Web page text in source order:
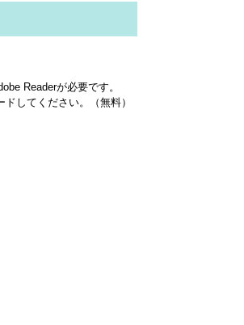
Readerが必要です。
してください。（無料）